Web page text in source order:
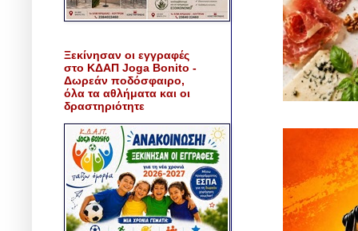
Ξεκίνησαν οι εγγραφές
στο ΚΔΑΠ Joga Bonito -
Δωρεάν ποδόσφαιρο,
όλα τα αθλήματα και οι
δραστηριότητε